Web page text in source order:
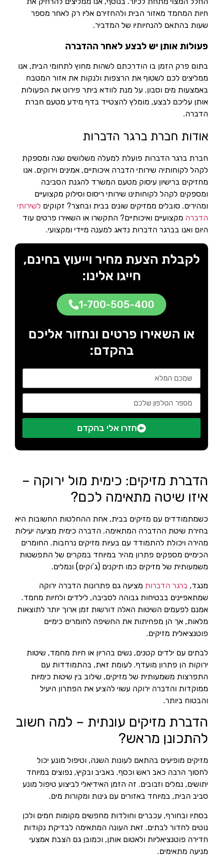
חיות המחמד מאזור הבית ולהחזירם אליו רק לאחר מספר
שעות בהתאם להנחיותיו של המדביר.
פעולות אותן יש לבצע לאחר ההדברה
בתום פרק הזמן בו הודרכתם לשהות מחוץ לתחומי הבית, אנו
ממליצים לכם לשטוף את הרצפות ולנקות את אזור המטבח
באמצעות מים וסבון. על מנת לוודא ביתר פירוט את הפעולות
אותן עליכם לבצע, מומלץ להצטייד בדף מידע מטעם חברת
הדברה.
אודות חברת ברגר הדברות
חברת ברגר הדברות פועלת למעלה משלושים שנה ומספקת
לקהל לקוחותיה שירותי הדברה איכותיים, אמינים וירוקים. אנו
מחזיקים ברישיון עיסוק מטעם המשרד להגנת הסביבה
ומספקים לקהל לקוחותינו שירותי ריסוס וסילוק מקצועיים
ומהירים. סובלים ממזיקים שונים בבית ובחצר? זקוקים לשירותי
הדברה מקצועיים ואיכותיים? התקשרו או השאירו פרטים עוד
היום ואנו בברגר הדברות נדאג למענה מיידי ומקצועי.
לקבלת הצעת מחיר וייעוץ בחינם,
חייגו אלינו:
1-700-505-400
או השאירו פרטים ונחזור אליכם
בהקדם:
חזרו אלי בהקדם
הדברת מזיקים: כימית מול ירוקה –
איזו שיטה מתאימה לכם?
כשמתמודדים עם מזיקים בבית, אחת ההחלטות החשובות היא
בחירת שיטת ההדברה המתאימה. הדברה כימית מציעה יעילות
מהירה ויכולת להתמודד עם בעיות מזיקים נרחבות. החומרים
הכימיים מספקים פתרון מהיר במיוחד במקרים של התפשטות
משמעותית של מזיקים כמו תיקנים (ג’וקים) ונמלים.
מנגד, ברגר הדברות מציעה גם פתרונות הדברה ירוקה
שמתאפיינים בבטיחות גבוהה לסביבה, לילדים ולחיות מחמד.
אמנם לפעמים השיטות האלה דורשות זמן ארוך יותר לתוצאות
מלאות, אך הן מפחיתות את החשיפה לחומרים כימיים
פוטנציאלית מזיקים.
לבתים עם ילדים קטנים, נשים בהריון או חיות מחמד, שיטות
ירוקות הן פתרון מועדף. לעומת זאת, בהתמודדות עם
התפרצות משמעותית של מזיקים, שילוב בין שיטות כימיות
ממוקדות והדברה ירוקה עשוי להציע את הפתרון היעיל
והבטוח ביותר.
הדברת מזיקים עונתית – למה חשוב
להתכונן מראש?
מזיקים מופיעים בהתאם לעונות השנה, וטיפול מונע יכול
לחסוך הרבה כאב ראש וכסף. באביב ובקיץ, נפוצים במיוחד
יתושים, נמלים וזבובים. זה הזמן האידיאלי לביצוע טיפול מונע
סביב הבית, במיוחד באזורים עם גינות ומקורות מים.
בסתיו ובחורף, עכברים וחולדות מחפשים מקומות חמים ולכן
נוטים לחדור לבתים. זאת העונה המתאימה לבדיקת נקודות
חדירה פוטנציאליות ולאטום אותן, וכמובן גם הצבת אמצעי
מניעה מתאימים.